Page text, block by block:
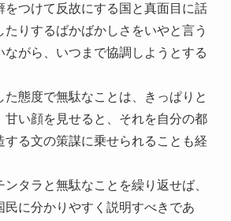
をつけて反故にする国と真面目に話
たりするばかばかしさをいやと言う
ながら、いつまで協調しようとする
た態度で無駄なことは、きっぱりと
甘い顔を見せると、それを自分の都
する文の策謀に乗せられることも経
タラと無駄なことを繰り返せば、
民に分かりやすく説明すべきであ